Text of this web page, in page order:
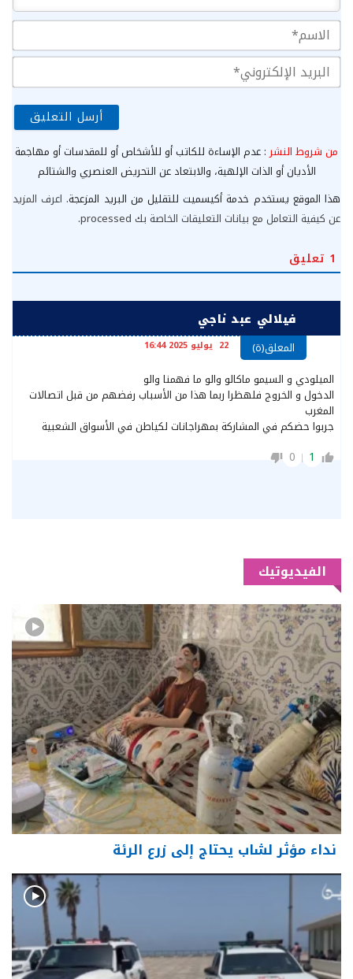
من شروط النشر: عدم الإساءة للكاتب أو للأشخاص أو للمقدسات أو مهاجمة
الأديان أو الذات الإلهية، والابتعاد عن التحريض العنصري والشتائم
هذا الموقع يستخدم خدمة أكيسميت للتقليل من البريد المزعجة. اعرف المزيد
عن كيفية التعامل مع بيانات التعليقات الخاصة بك processed
.
1 تعليق
فيلالي عبد ناجي
المعلق(ة) 22 يوليو 2025 16:44
الميلودي و السيمو ماكالو والو ما فهمنا والو
الدخول و الخروج فلهظرا ربما هذا من الأسباب رفضهم من قبل اتصالات
المغرب
جربوا حضكم في المشاركة بمهراجانات لكياطن في الأسواق الشعبية
1
0
الفيديوتيك
نداء مؤثر لشاب يحتاج إلى زرع الرئة